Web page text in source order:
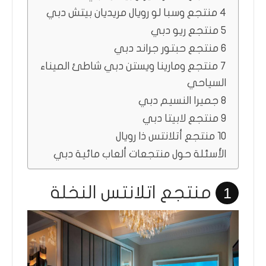
4 منتجع وسبا لو رويال مريديان بيتش دبي
5 منتجع ريو دبي
6 منتجع حبتور جراند دبي
7 منتجع ومارينا ويستن دبي شاطئ الميناء
السياحي
8 جميرا النسيم دبي
9 منتجع لابيتا دبي
10 منتجع أتلانتس ذا رويال
الأسئلة حول منتجعات ألعاب مائية دبي
1 منتجع اتلانتس النخلة